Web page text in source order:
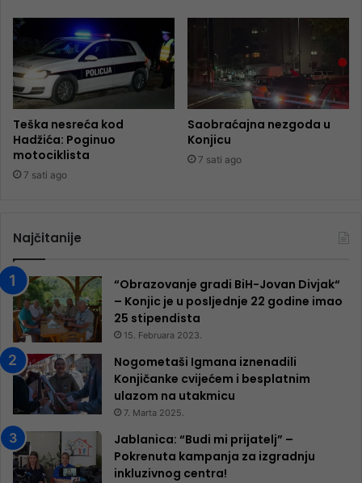
Teška nesreća kod
Hadžića: Poginuo
motociklista
7 sati ago
Saobraćajna nezgoda u
Konjicu
7 sati ago
Najčitanije
“Obrazovanje gradi BiH-Jovan Divjak“
– Konjic je u posljednje 22 godine imao
25 ​​stipendista
15. Februara 2023.
Nogometaši Igmana iznenadili
Konjičanke cvijećem i besplatnim
ulazom na utakmicu
7. Marta 2025.
Jablanica: “Budi mi prijatelj” –
Pokrenuta kampanja za izgradnju
inkluzivnog centra!